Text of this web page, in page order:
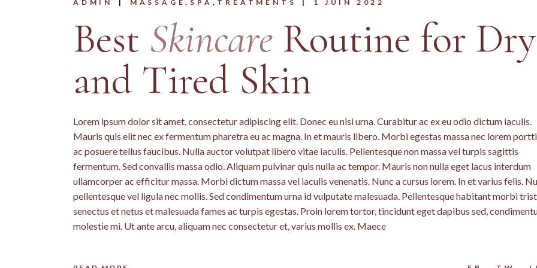
ADMIN MASSAGE SPA TREATMENTS 1 JUIN 2022
Best Skincare Routine for Dry
and Tired Skin
Lorem ipsum dolor sit amet, consectetur adipiscing elit. Donec eu nisi urna. Curabitur ac ex eu odio dictum iaculis.
Mauris quis elit nec ex fermentum pharetra eu ac magna. In et mauris libero. Morbi egestas massa nec lorem
ac posuere tellus faucibus. Nulla auctor volutpat libero vitae iaculis. Pellentesque non massa vel turpis sagittis
fermentum. Sed convallis massa odio. Aliquam pulvinar quis nulla ac tempor. Mauris non nulla eget lacus interdum
ullamcorper ac efficitur massa. Morbi dictum massa vel iaculis venenatis. Nunc a cursus lorem. In et varius felis.
pellentesque vel ligula nec mollis. Sed condimentum urna id vulputate malesuada. Pellentesque habitant morbi
senectus et netus et malesuada fames ac turpis egestas. Proin lorem tortor, tincidunt eget dapibus sed,
molestie mi. Ut ante arcu, aliquam nec consectetur et, varius mollis ex. Maece